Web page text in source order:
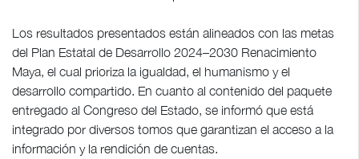
Los resultados presentados están alineados con las metas
del Plan Estatal de Desarrollo 2024–2030 Renacimiento
Maya, el cual prioriza la igualdad, el humanismo y el
desarrollo compartido. En cuanto al contenido del paquete
entregado al Congreso del Estado, se informó que está
integrado por diversos tomos que garantizan el acceso a la
información y la rendición de cuentas.